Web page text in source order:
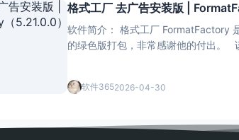
格式工厂 去广告安装版 |
软件简介： 格式工厂 FormatFactory
软件3652026-04-30